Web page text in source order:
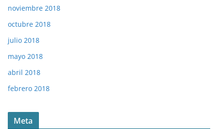
noviembre 2018
octubre 2018
julio 2018
mayo 2018
abril 2018
febrero 2018
Meta